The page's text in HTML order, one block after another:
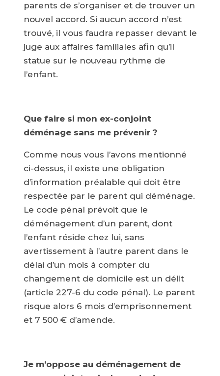
parents de s’organiser et de trouver un
nouvel accord. Si aucun accord n’est
trouvé, il vous faudra repasser devant le
juge aux affaires familiales afin qu’il
statue sur le nouveau rythme de
l’enfant.
Que faire si mon ex-conjoint
déménage sans me prévenir ?
Comme nous vous l’avons mentionné
ci-dessus, il existe une obligation
d’information préalable qui doit être
respectée par le parent qui déménage.
Le code pénal prévoit que le
déménagement d’un parent, dont
l’enfant réside chez lui, sans
avertissement à l’autre parent dans le
délai d’un mois à compter du
changement de domicile est un délit
(article 227-6 du code pénal). Le parent
risque alors 6 mois d’emprisonnement
et 7 500 € d’amende.
Je m’oppose au déménagement de